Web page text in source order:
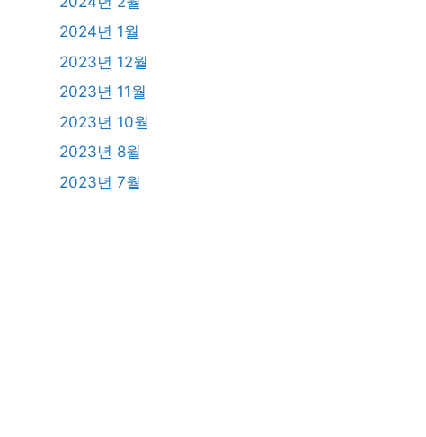
2024년 1월
2023년 12월
2023년 11월
2023년 10월
2023년 8월
2023년 7월